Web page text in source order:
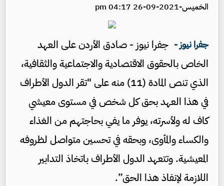
الخميس-2021-09-26 04:17 pm
جفرا نيوز - جفرا نيوز - صادق الأردن على العهد
الخاص بالحقوق الاقتصادية والاجتماعية والثقافية،
الذي تنص المادة (11) منه على "تقر الدول الأطراف
في هذا العهد بحق كل شخص في مستوى معيشي
كاف له ولأسرته، يوفر ما يفي بحاجتهم من الغذاء
والكساء والمأوى، وبحقه في تحسين متواصل لظروفه
المعيشية. وتتعهد الدول الأطراف باتخاذ التدابير
اللازمة لإنفاذ هذا الحق”.